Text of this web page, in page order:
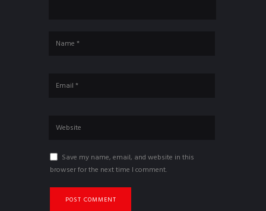
Save my name, email, and website in this
browser for the next time I comment.